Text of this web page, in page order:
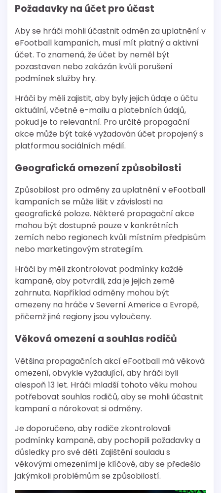
Požadavky na účet pro účast
Aby se hráči mohli účastnit odměn za uplatnění v
eFootball kampaních, musí mít platný a aktivní
účet. To znamená, že účet by neměl být
pozastaven nebo zakázán kvůli porušení
podmínek služby hry.
Hráči by měli zajistit, aby byly jejich údaje o účtu
aktuální, včetně e-mailu a platebních údajů,
pokud je to relevantní. Pro určité propagační
akce může být také vyžadován účet propojený s
platformou sociálních médií.
Geografická omezení způsobilosti
Způsobilost pro odměny za uplatnění v eFootball
kampaních se může lišit v závislosti na
geografické poloze. Některé propagační akce
mohou být dostupné pouze v konkrétních
zemích nebo regionech kvůli místním předpisům
nebo marketingovým strategiím.
Hráči by měli zkontrolovat podmínky každé
kampaně, aby potvrdili, zda je jejich země
zahrnuta. Například odměny mohou být
omezeny na hráče v Severní Americe a Evropě,
přičemž jiné regiony jsou vyloučeny.
Věková omezení a souhlas rodičů
Většina propagačních akcí eFootball má věková
omezení, obvykle vyžadující, aby hráči byli
alespoň 13 let. Hráči mladší tohoto věku mohou
potřebovat souhlas rodičů, aby se mohli účastnit
kampaní a nárokovat si odměny.
Je doporučeno, aby rodiče zkontrolovali
podmínky kampaně, aby pochopili požadavky a
důsledky pro své děti. Zajištění souladu s
věkovými omezeními je klíčové, aby se předešlo
jakýmkoli problémům se způsobilostí.